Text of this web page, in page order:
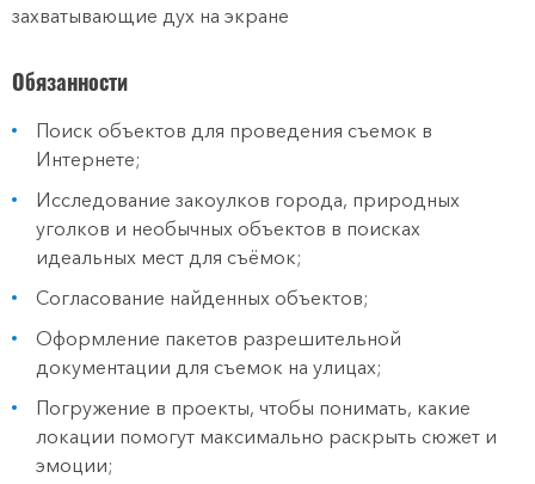
захватывающие дух на экране
Обязанности
Поиск объектов для проведения съемок в
Интернете;
Исследование закоулков города, природных
уголков и необычных объектов в поисках
идеальных мест для съёмок;
Согласование найденных объектов;
Оформление пакетов разрешительной
документации для съемок на улицах;
Погружение в проекты, чтобы понимать, какие
локации помогут максимально раскрыть сюжет и
эмоции;